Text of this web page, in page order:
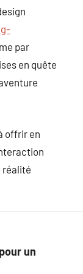
par
en quête
offrir en
réalité
un